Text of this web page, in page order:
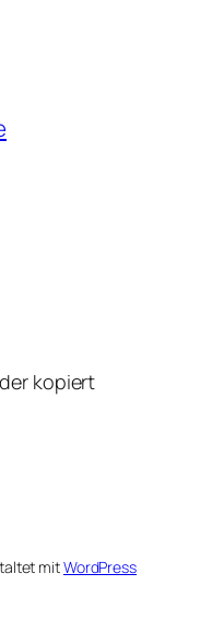
kopiert
mitWordPress